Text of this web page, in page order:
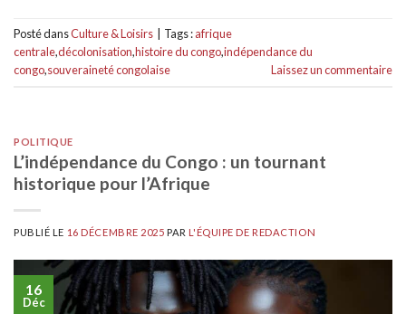
Posté dansCulture & Loisirs Tags :afrique
centrale,décolonisation,histoire du congo,indépendance du
congo,souveraineté congolaise Laissez un commentaire
POLITIQUE
L’indépendance du Congo : un tournant
historique pour l’Afrique
PUBLIÉ LE 16 DÉCEMBRE 2025 PARL'ÉQUIPE DE REDACTION
16
Déc